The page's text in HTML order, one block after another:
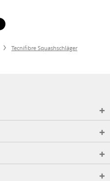
Tecnifibre Squashschläger